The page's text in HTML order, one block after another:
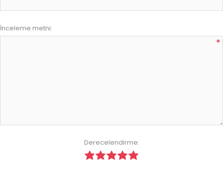
İnceleme metni:
*
Derecelendirme: